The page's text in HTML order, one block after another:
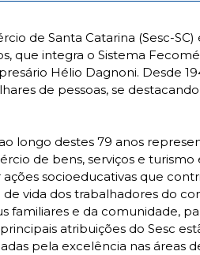
de Santa Catarina (Sesc-
que integra o Sistema
Hélio Dagnoni. Desde
de pessoas, se
longo destes 79 anos
de bens, serviços e turismo
ações socioeducativas que
de vida dos trabalhadores do
familiares e da comunidade,
atribuições do Sesc
pela excelência nas áreas